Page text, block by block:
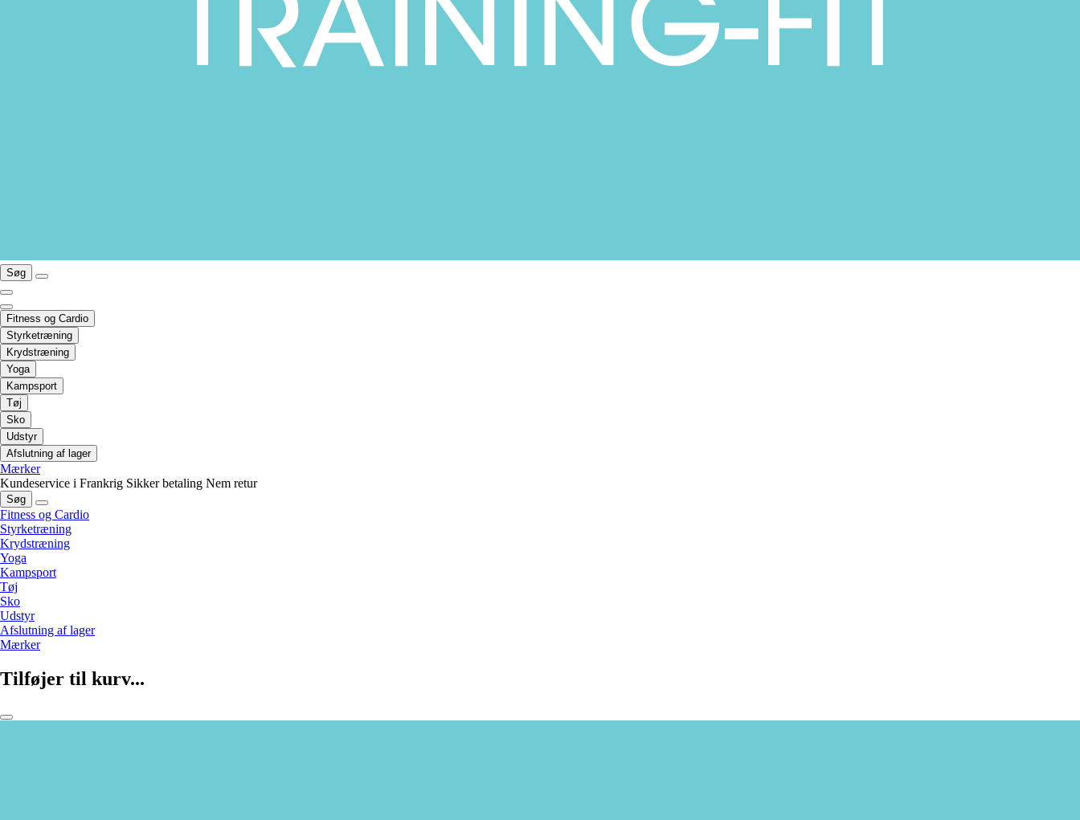
Søg
Fitness og Cardio
Styrketræning
Krydstræning
Yoga
Kampsport
Tøj
Sko
Udstyr
Afslutning af lager
Mærker
Kundeservice i Frankrig Sikker betaling Nem retur
Søg
Fitness og Cardio
Styrketræning
Krydstræning
Yoga
Kampsport
Tøj
Sko
Udstyr
Afslutning af lager
Mærker
Tilføjer til kurv...